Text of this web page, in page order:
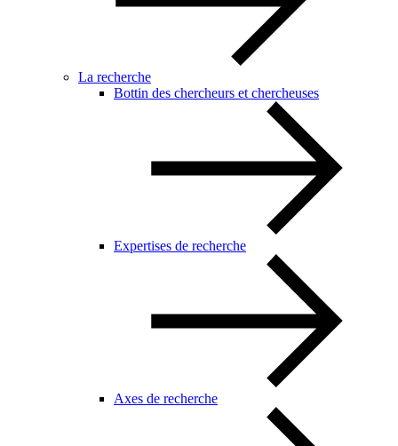
La recherche
Bottin des chercheurs et chercheuses
Expertises de recherche
Axes de recherche